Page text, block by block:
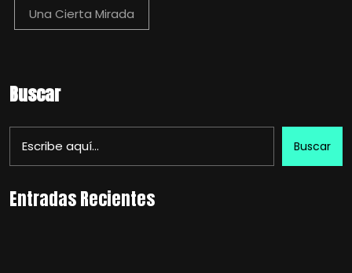
Una Cierta Mirada
Buscar
Buscar
Entradas Recientes